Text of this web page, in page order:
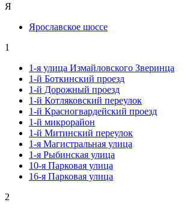
Я
Ярославское шоссе
1
1-я улица Измайловского Зверинца
1-й Боткинский проезд
1-й Дорожный проезд
1-й Котляковский переулок
1-й Красногвардейский проезд
1-й микрорайон
1-й Митинский переулок
1-я Магистральная улица
1-я Рыбинская улица
10-я Парковая улица
16-я Парковая улица
2